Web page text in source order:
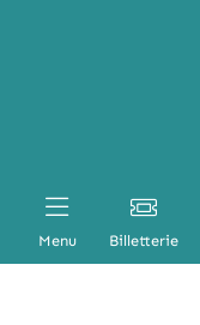
Menu Billetterie